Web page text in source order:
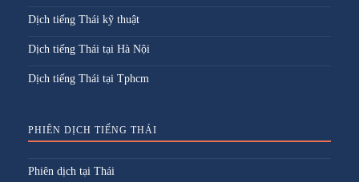
Dịch tiếng Thái kỹ thuật
Dịch tiếng Thái tại Hà Nội
Dịch tiếng Thái tại Tphcm
PHIÊN DỊCH TIẾNG THÁI
Phiên dịch tại Thái